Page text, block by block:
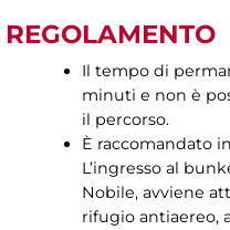
REGOLAMENTO
Il tempo di
minuti e non è
il percorso.
È raccomandato
L’ingresso al
Nobile, avviene
rifugio antiaereo,